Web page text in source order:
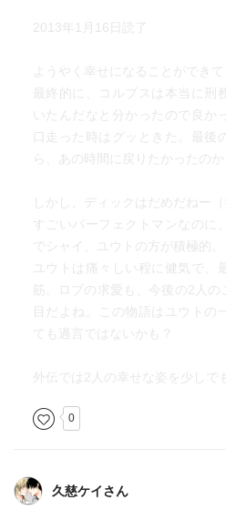
2013年1月16日読了
ようやく幸せになることができ
最終的に、コルブスは本当に刑
いたんだなと分かったので良か
口走った時はグッときた。最後
ら、あの時間に戻りたかったのか
しかし、ディックはだめだねー（
すごいパーフェクトマンなのに
でシャイ。ユウトの方が積極的。
ユウトは痛々しい程に健気で、
筋。ロブの求愛も、今後の2人
目だよね。この物語はユウトの
ても過言ではないかも？
外伝では2人の幸せな姿を少しで
0
久慈ケイさん